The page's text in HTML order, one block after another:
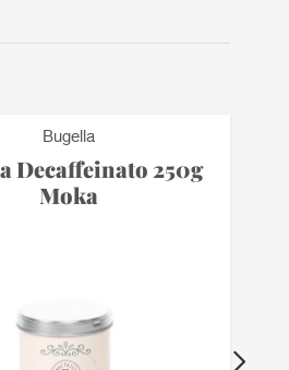
Bugella
Decaffeinato 250g
Moka